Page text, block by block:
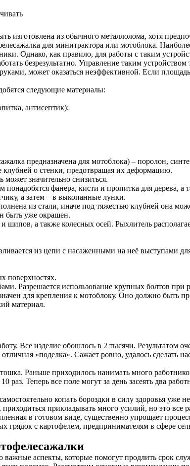
изготовлена из обычного металлолома, хотя
для минитрактора или мотоблока.
Однако, как правило, для работы с таким
безрезультатно. Управление таким
может оказаться неэффективной. Если
следующие материалы:
антисептик);
предназначена для мотоблока) – поролон,
клубней о стенки, предотвращая их деформацию.
может значительно снизиться.
фанера, кисти и пропитка для дерева,
а затем – в выкопанные лунки.
из стали, иначе под тяжестью клубней она
быть уже окрашен.
шипов, а также колесных осей. Рыхлитель
из цепи с насаженными на неё выступами
поверхностях.
Разрешается использование крупных болтов при
для крепления к мотоблоку. Оно должно быть
материал.
Все изделие обошлось в 2 тысячи. Результатом
«поделка». Сажает ровно, удалось сделать
Раньше приходилось нанимать много
раз. Теперь все поле могут за день засеять два
копать бороздки в силу здоровья
прикладывать много усилий, но это все
в готовом виде, существенно упрощает
с картофелем, предпринимателям в сфере
аспекты, которые помогут продлить срок